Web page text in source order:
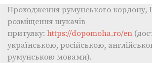
Проходження румунського кордону,
розміщення шукачів
притулку: https://dopomoha.ro/en
українською, російською,
румунською мовами).